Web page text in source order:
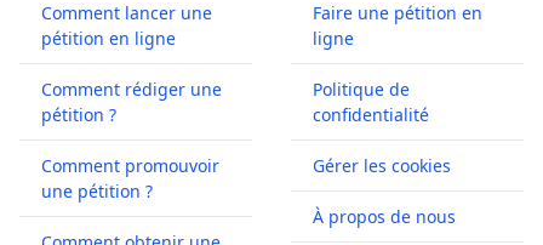
Comment lancer une
pétition en ligne
Comment rédiger une
pétition ?
Comment promouvoir
une pétition ?
Faire une pétition en
ligne
Politique de
confidentialité
Gérer les cookies
À propos de nous